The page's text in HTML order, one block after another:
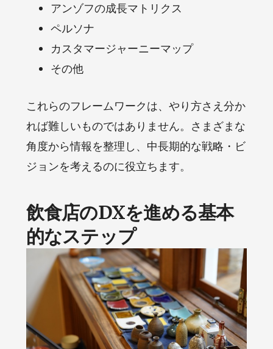
アンゾフの成長マトリクス
ペルソナ
カスタマージャーニーマップ
その他
これらのフレームワークは、やり方さえ分か
れば難しいものではありません。さまざまな
角度から情報を整理し、中長期的な戦略・ビ
ジョンを考えるのに役立ちます。
飲食店のDXを進める基本
的なステップ